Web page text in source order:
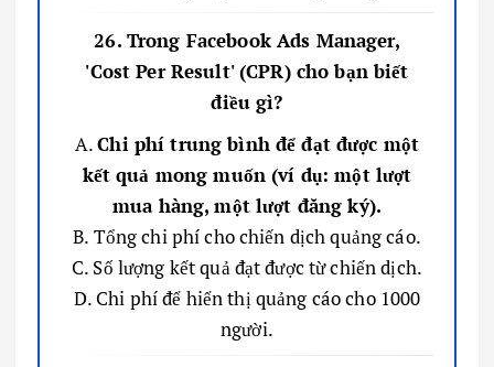
26. Trong Facebook Ads Manager,
'Cost Per Result' (CPR) cho bạn biết
điều gì?
A.Chi phí trung bình để đạt được một
kết quả mong muốn (ví dụ: một lượt
mua hàng, một lượt đăng ký).
B. Tổng chi phí cho chiến dịch quảng cáo.
C. Số lượng kết quả đạt được từ chiến dịch.
D. Chi phí để hiển thị quảng cáo cho 1000
người.